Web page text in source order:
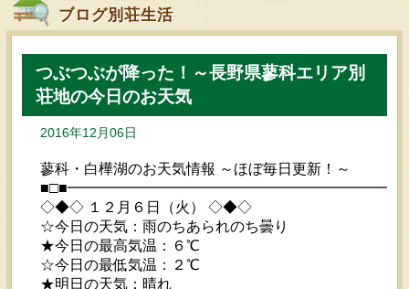
ブログ別荘生活
つぶつぶが降った！～長野県蓼科エリア別
荘地の今日のお天気
2016年12月06日
蓼科・白樺湖のお天気情報 ～ほぼ毎日更新！～
◇◆◇ １２月６日（火） ◇◆◇
☆今日の天気：雨のちあられのち曇り
★今日の最高気温：６℃
☆今日の最低気温：２℃
★明日の天気：晴れ